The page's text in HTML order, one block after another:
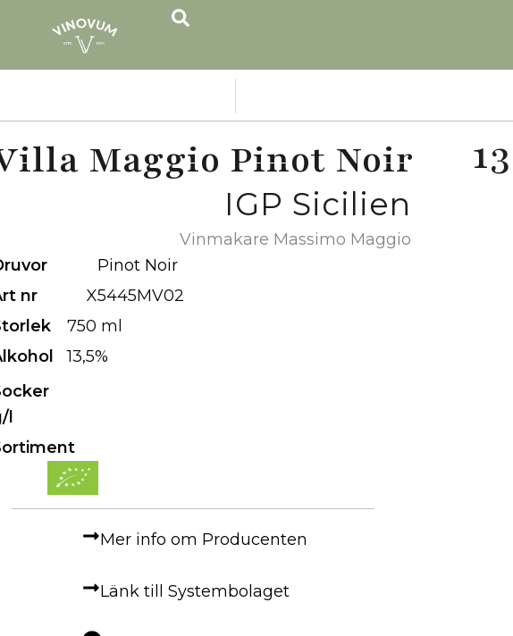
Maggio Pinot Noir
IGP Sicilien
Vinmakare Massimo Maggio
Pinot Noir
nr
X5445MV02
750 ml
13,5%
l
Mer info om Producenten
Länk till Systembolaget